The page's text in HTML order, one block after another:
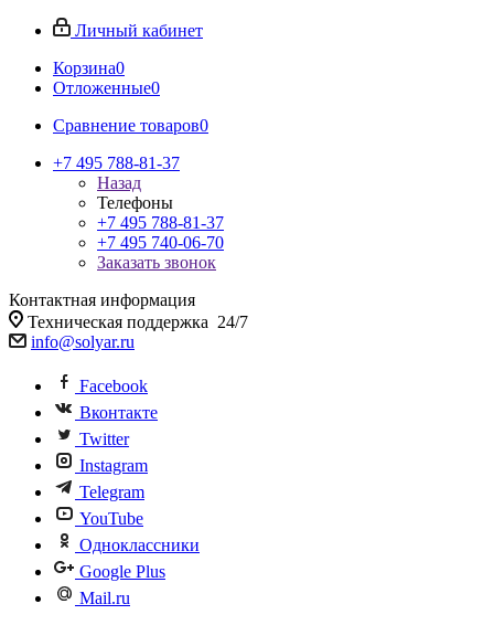
Личный кабинет
Корзина0
Отложенные0
Сравнение товаров0
+7 495 788-81-37
Назад
Телефоны
+7 495 788-81-37
+7 495 740-06-70
Заказать звонок
Контактная информация
Техническая поддержка 24/7
info@solyar.ru
Facebook
Вконтакте
Twitter
Instagram
Telegram
YouTube
Одноклассники
Google Plus
Mail.ru